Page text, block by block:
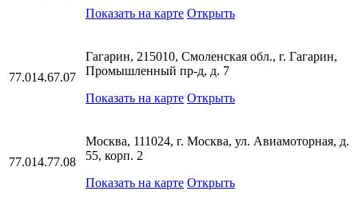
Показать на карте Открыть
77.014.67.07
Гагарин, 215010, Смоленская обл., г. Гагарин,
Промышленный пр-д, д. 7
Показать на карте Открыть
77.014.77.08
Москва, 111024, г. Москва, ул. Авиамоторная, д.
55, корп. 2
Показать на карте Открыть